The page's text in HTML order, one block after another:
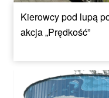
Kierowcy pod lupą
akcja „Prędkość”